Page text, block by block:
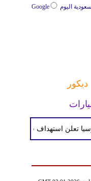
اليوم Google
ديكور
استهداف سفينتي شحن